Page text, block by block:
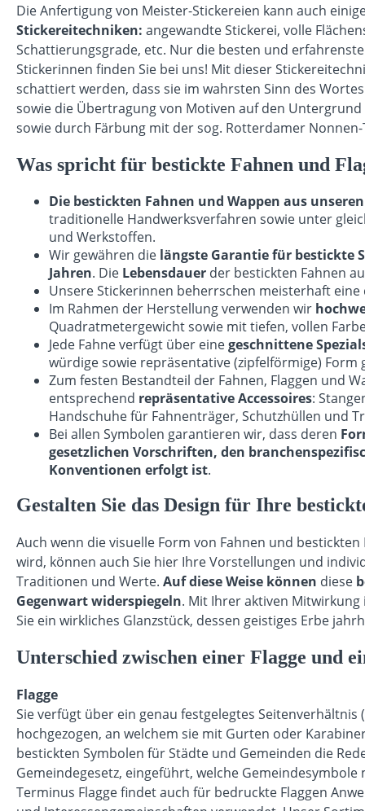
Die Anfertigung von Meister-Stickereien kann auch
Stickereitechniken: angewandte Stickerei, volle
Schattierungsgrade, etc. Nur die besten und
Stickerinnen finden Sie bei uns! Mit dieser
schattiert werden, dass sie im wahrsten Sinn des
sowie die Übertragung von Motiven auf den
sowie durch Färbung mit der sog. Rotterdamer
Was spricht für bestickte Fahnen und
Die bestickten Fahnen und Wappen aus
traditionelle Handwerksverfahren sowie unter
und Werkstoffen.
Wir gewähren die längste Garantie für bestickte
Jahren. Die Lebensdauer der bestickten Fahnen
Unsere Stickerinnen beherrschen meisterhaft
Im Rahmen der Herstellung verwenden wir
Quadratmetergewicht sowie mit tiefen, vollen
Jede Fahne verfügt über einegeschnittene
würdige sowie repräsentative (zipfelförmige)
Zum festen Bestandteil der Fahnen, Flaggen und
entsprechend repräsentative Accessoires:
Handschuhe für Fahnenträger, Schutzhüllen und
Bei allen Symbolen garantieren wir, dass deren
gesetzlichen Vorschriften, den
Konventionen erfolgt ist.
Gestalten Sie das Design für Ihre
Auch wenn die visuelle Form von Fahnen und
wird, können auch Sie hier Ihre Vorstellungen und
Traditionen und Werte. Auf diese Weise können diese
Gegenwart widerspiegeln. Mit Ihrer aktiven
Sie ein wirkliches Glanzstück, dessen geistiges Erbe
Unterschied zwischen einer Flagge und
Flagge
Sie verfügt über ein genau festgelegtes
hochgezogen, an welchem sie mit Gurten oder
bestickten Symbolen für Städte und Gemeinden die
Gemeindegesetz, eingeführt, welche Gemeindesymbole
Terminus Flagge findet auch für bedruckte Flaggen